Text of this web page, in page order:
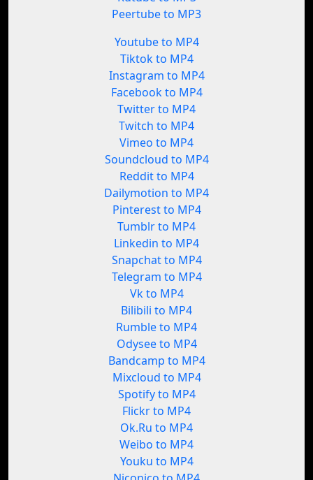
Peertube to MP3
Youtube to MP4
Tiktok to MP4
Instagram to MP4
Facebook to MP4
Twitter to MP4
Twitch to MP4
Vimeo to MP4
Soundcloud to MP4
Reddit to MP4
Dailymotion to MP4
Pinterest to MP4
Tumblr to MP4
Linkedin to MP4
Snapchat to MP4
Telegram to MP4
Vk to MP4
Bilibili to MP4
Rumble to MP4
Odysee to MP4
Bandcamp to MP4
Mixcloud to MP4
Spotify to MP4
Flickr to MP4
Ok.Ru to MP4
Weibo to MP4
Youku to MP4